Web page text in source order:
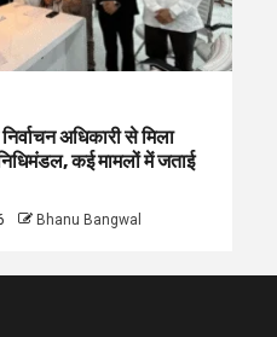
अधिकारी से मिला
कई मामलों में जताई
Bhanu Bangwal